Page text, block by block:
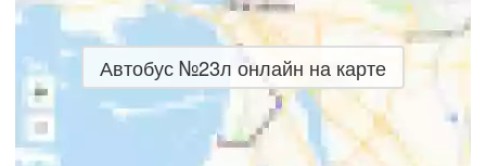
Автобус №23л онлайн на карте